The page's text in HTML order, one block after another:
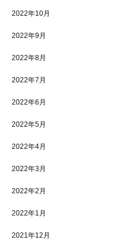
2022年10月
2022年9月
2022年8月
2022年7月
2022年6月
2022年5月
2022年4月
2022年3月
2022年2月
2022年1月
2021年12月